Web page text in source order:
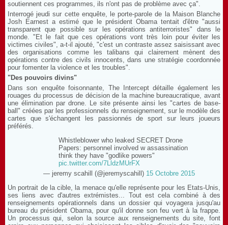
soutiennent ces programmes, ils n'ont pas de problème avec ça".
Interrogé jeudi sur cette enquête, le porte-parole de la Maison Blanche
Josh Earnest a estimé que le président Obama tentait d'être "aussi
transparent que possible sur les opérations antiterroristes" dans le
monde. "Et le fait que ces opérations vont très loin pour éviter les
victimes civiles", a-t-il ajouté, "c'est un contraste assez saisissant avec
des organisations comme les talibans qui clairement mènent des
opérations contre des civils innocents, dans une stratégie coordonnée
pour fomenter la violence et les troubles".
"Des pouvoirs divins"
Dans son enquête foisonnante, The Intercept détaille également les
rouages du processus de décision de la machine bureaucratique, avant
une élimination par drone. Le site présente ainsi les "cartes de base-
ball" créées par les professionnels du renseignement, sur le modèle des
cartes que s'échangent les passionnés de sport sur leurs joueurs
préférés.
Whistleblower who leaked SECRET Drone
Papers: personnel involved w assassination
think they have "godlike powers"
pic.twitter.com/7LldzMUrFX
— jeremy scahill (@jeremyscahill) 15 Octobre 2015
Un portrait de la cible, la menace qu'elle représente pour les Etats-Unis,
ses liens avec d'autres extrémistes... Tout est cela combiné à des
renseignements opérationnels dans un dossier qui voyagera jusqu'au
bureau du président Obama, pour qu'il donne son feu vert à la frappe.
Un processus qui, selon la source aux renseignements du site, font